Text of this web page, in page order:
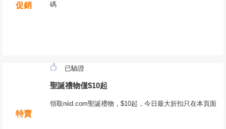
促銷
碼
特賣
已驗證
聖誕禮物僅$10起
領取niid.com聖誕禮物，$10起，今日最大折扣只在本頁面